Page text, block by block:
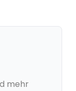
mehr